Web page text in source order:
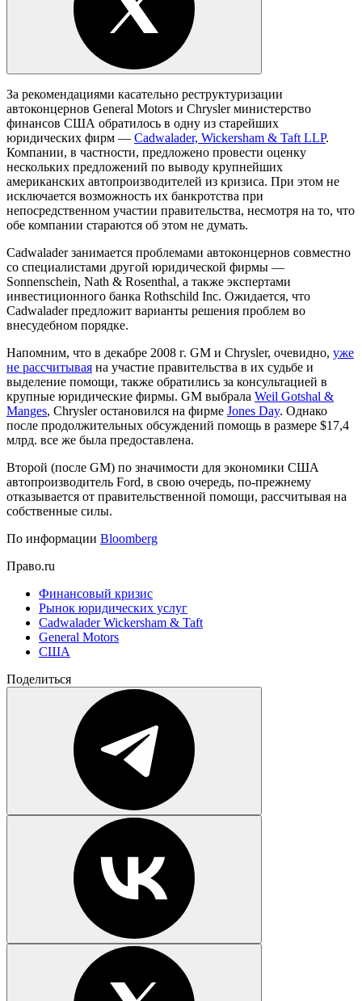
За рекомендациями касательно реструктуризации
автоконцернов General Motors и Chrysler министерство
финансов США обратилось в одну из старейших
юридических фирм — Cadwalader, Wickersham & Taft LLP.
Компании, в частности, предложено провести оценку
нескольких предложений по выводу крупнейших
американских автопроизводителей из кризиса. При этом не
исключается возможность их банкротства при
непосредственном участии правительства, несмотря на то, что
обе компании стараются об этом не думать.
Cadwalader занимается проблемами автоконцернов совместно
со специалистами другой юридической фирмы —
Sonnenschein, Nath & Rosenthal, а также экспертами
инвестиционного банка Rothschild Inc. Ожидается, что
Cadwalader предложит варианты решения проблем во
внесудебном порядке.
Напомним, что в декабре 2008 г. GM и Chrysler, очевидно, уже
не рассчитывая на участие правительства в их судьбе и
выделение помощи, также обратились за консультацией в
крупные юридические фирмы. GM выбрала Weil Gotshal &
Manges, Chrysler остановился на фирме Jones Day. Однако
после продолжительных обсуждений помощь в размере $17,4
млрд. все же была предоставлена.
Второй (после GM) по значимости для экономики США
автопроизводитель Ford, в свою очередь, по-прежнему
отказывается от правительственной помощи, рассчитывая на
собственные силы.
По информации Bloomberg
Право.ru
Финансовый кризис
Рынок юридических услуг
Cadwalader Wickersham & Taft
General Motors
США
Поделиться